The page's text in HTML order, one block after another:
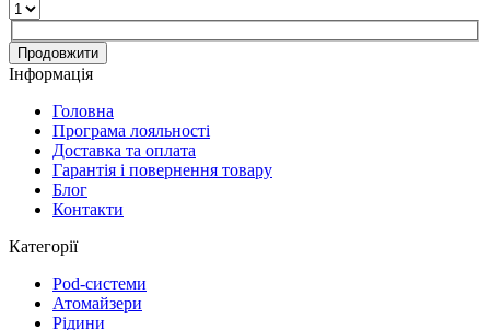
Продовжити
Інформація
Головна
Програма лояльності
Доставка та оплата
Гарантія і повернення товару
Блог
Контакти
Категорії
Pod-системи
Атомайзери
Рідини